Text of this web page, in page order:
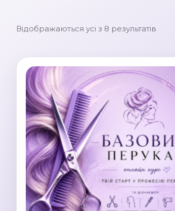
Відображаються усі з 8 результатів